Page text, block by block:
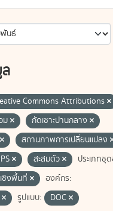
Commons Attributions
ม
กัดเซาะปานกลาง
สถานภาพการเปลี่ยนแปลง
สะสมตัว
ประเภทชุ
ชิงพื้นที่
องค์กร:
รูปแบบ:
DOC